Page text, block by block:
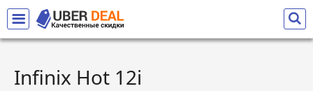
Infinix Hot 12i